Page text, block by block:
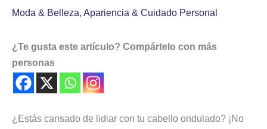
Moda & Belleza, Apariencia & Cuidado Personal
¿Te gusta este artículo? Compártelo con más
personas
¿Estás cansado de lidiar con tu cabello ondulado? ¡No